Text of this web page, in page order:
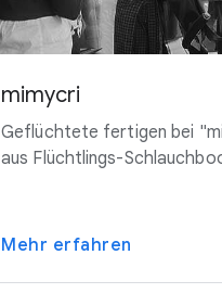
mimycri
Geflüchtete fertigen bei
aus Flüchtlings-
Mehr erfahren